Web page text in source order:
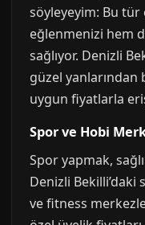
söyleyeyim: Bu
eğlenmenizi hem
sağlıyor. Denizli
güzel
uygun fiyatlarla
Spor ve Hobi
Spor yapmak,
Denizli Bekilli’daki
ve fitness